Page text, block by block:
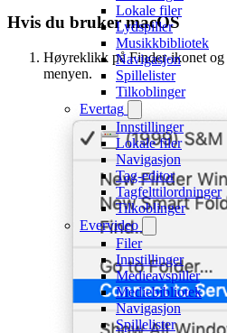
Lokale filer
Lydspiller
Musikkbibliotek
Navigasjon
Spillelister
Tilkoblinger
Evertag
Innstillinger
Lokale filer
Navigasjon
Tag-editor
Tagfelttilordninger
Tilkoblinger
Evervideo
Filer
Innstillinger
Medieavspiller
Mediebibliotek
Navigasjon
Spillelister
Hvis du bruker macOS
Høyreklikk på Finder-ikonet
menyen.